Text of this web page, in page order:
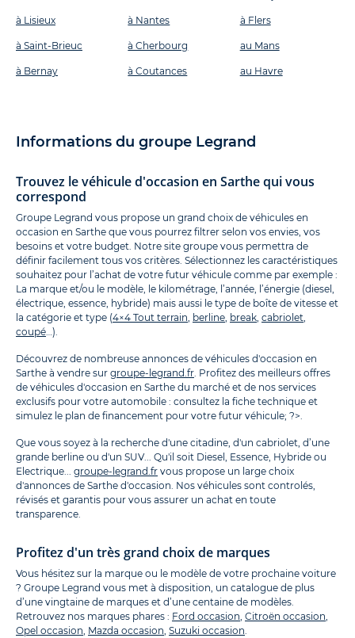
à Lisieux
à Saint-Brieuc
à Bernay
à Nantes
à Cherbourg
à Coutances
à Flers
au Mans
au Havre
Informations du groupe Legrand
Trouvez le véhicule d'occasion en Sarthe qui vous
correspond
Groupe Legrand vous propose un grand choix de véhicules en
occasion en Sarthe que vous pourrez filtrer selon vos envies, vos
besoins et votre budget. Notre site groupe vous permettra de
définir facilement tous vos critères. Sélectionnez les caractéristiques
souhaitez pour l’achat de votre futur véhicule comme par exemple :
La marque et/ou le modèle, le kilométrage, l’année, l’énergie (diesel,
électrique, essence, hybride) mais aussi le type de boîte de vitesse et
la catégorie et type (4×4 Tout terrain, berline, break, cabriolet,
coupé…).
Découvrez de nombreuse annonces de véhicules d'occasion en
Sarthe à vendre sur groupe-legrand.fr. Profitez des meilleurs offres
de véhicules d'occasion en Sarthe du marché et de nos services
exclusifs pour votre automobile : consultez la fiche technique et
simulez le plan de financement pour votre futur véhicule; ?>.
Que vous soyez à la recherche d'une citadine, d'un cabriolet, d’une
grande berline ou d'un SUV... Qu'il soit Diesel, Essence, Hybride ou
Electrique... groupe-legrand.fr vous propose un large choix
d'annonces de Sarthe d'occasion. Nos véhicules sont controlés,
révisés et garantis pour vous assurer un achat en toute
transparence.
Profitez d'un très grand choix de marques
Vous hésitez sur la marque ou le modèle de votre prochaine voiture
? Groupe Legrand vous met à disposition, un catalogue de plus
d’une vingtaine de marques et d’une centaine de modèles.
Retrouvez nos marques phares : Ford occasion, Citroën occasion,
Opel occasion, Mazda occasion, Suzuki occasion.